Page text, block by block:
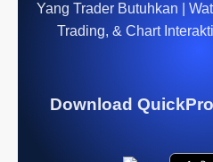
Yang Trader Butuhkan |
Trading, & Chart
Download